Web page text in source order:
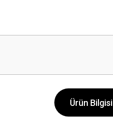
Ürün Bilgisi